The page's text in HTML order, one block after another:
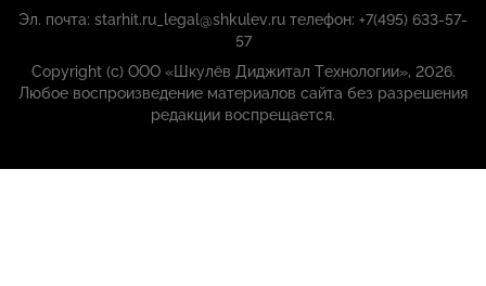
Эл. почта: starhit.ru_legal@shkulev.ru телефон: +7(495) 633-57-
57
Copyright (с) ООО «Шкулёв Диджитал Технологии», 2026.
Любое воспроизведение материалов сайта без разрешения
редакции воспрещается.